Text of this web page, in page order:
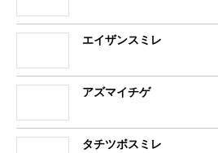
エイザンスミレ
アズマイチゲ
タチツボスミレ